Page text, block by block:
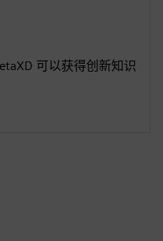
可以获得创新知识